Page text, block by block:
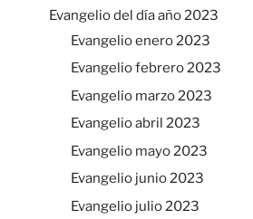
Evangelio del día año 2023
Evangelio enero 2023
Evangelio febrero 2023
Evangelio marzo 2023
Evangelio abril 2023
Evangelio mayo 2023
Evangelio junio 2023
Evangelio julio 2023